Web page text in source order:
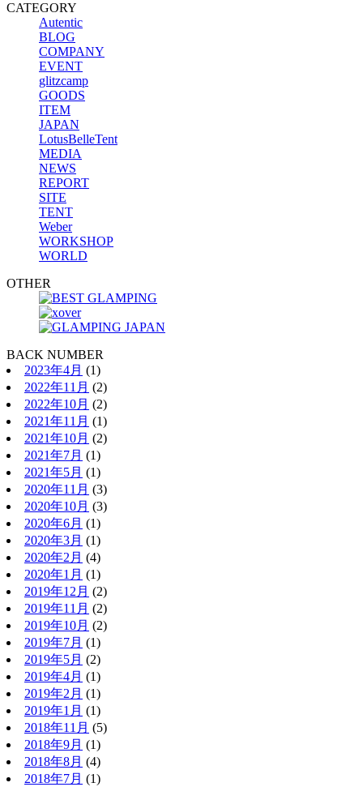
CATEGORY
Autentic
BLOG
COMPANY
EVENT
glitzcamp
GOODS
ITEM
JAPAN
LotusBelleTent
MEDIA
NEWS
REPORT
SITE
TENT
Weber
WORKSHOP
WORLD
OTHER
BACK NUMBER
2023年4月 (1)
2022年11月 (2)
2022年10月 (2)
2021年11月 (1)
2021年10月 (2)
2021年7月 (1)
2021年5月 (1)
2020年11月 (3)
2020年10月 (3)
2020年6月 (1)
2020年3月 (1)
2020年2月 (4)
2020年1月 (1)
2019年12月 (2)
2019年11月 (2)
2019年10月 (2)
2019年7月 (1)
2019年5月 (2)
2019年4月 (1)
2019年2月 (1)
2019年1月 (1)
2018年11月 (5)
2018年9月 (1)
2018年8月 (4)
2018年7月 (1)